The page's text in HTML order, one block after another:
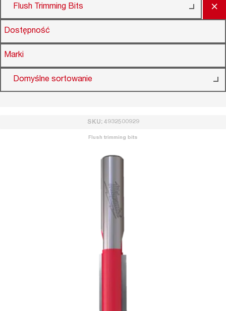
Flush Trimming Bits ×
Dostępność
Marki
Domyślne sortowanie
SKU: 4932500929
Flush trimming bits